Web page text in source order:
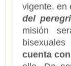
vigente, en
del
misión
cuenta